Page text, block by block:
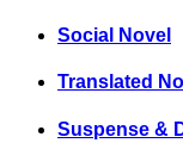
Social Novel
Translated
Suspense &